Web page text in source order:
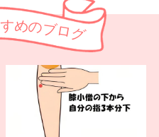
すめのブログ